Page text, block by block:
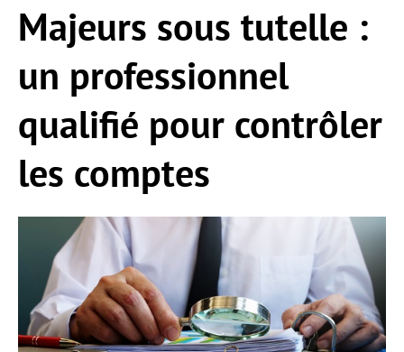
Majeurs sous tutelle :
un professionnel
qualifié pour contrôler
les comptes